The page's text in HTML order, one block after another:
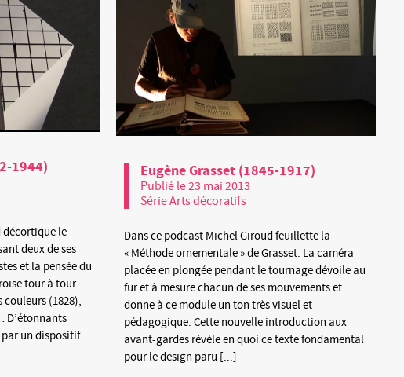
1944)
décortique le
deux de ses
et la pensée du
tour à tour
couleurs (1828),
D’étonnants
par un dispositif
Eugène Grasset (1845-1917)
Publié le 23 mai 2013
Série Arts décoratifs
Dans ce podcast Michel Giroud feuillette la
« Méthode ornementale » de Grasset. La caméra
placée en plongée pendant le tournage dévoile au
fur et à mesure chacun de ses mouvements et
donne à ce module un ton très visuel et
pédagogique. Cette nouvelle introduction aux
avant-gardes révèle en quoi ce texte fondamental
pour le design paru [...]